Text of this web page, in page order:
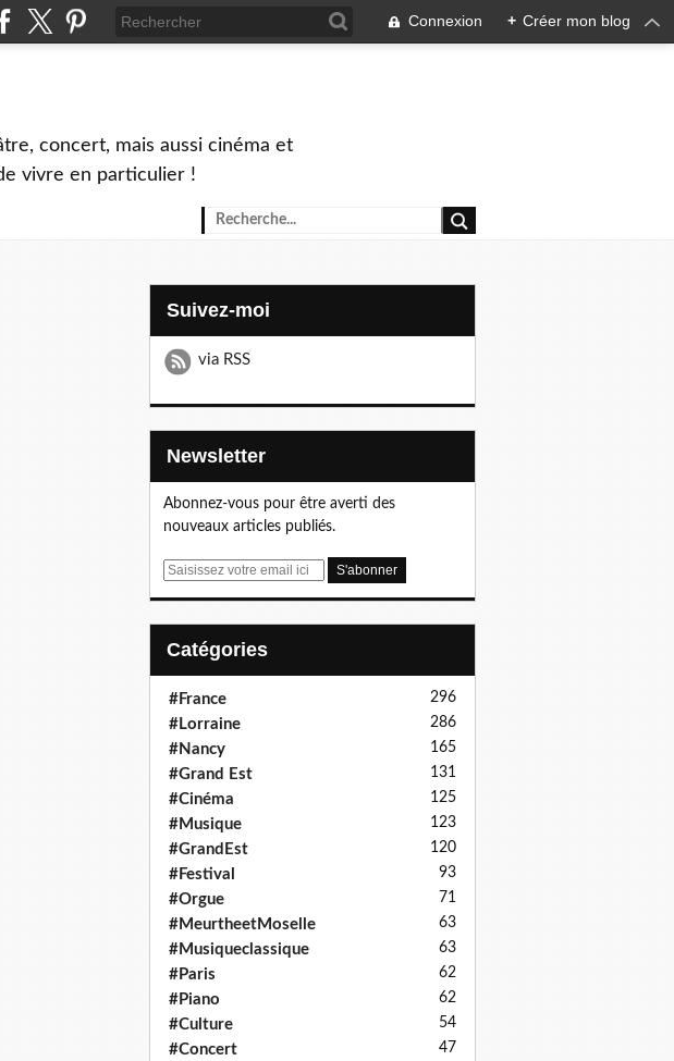
Connexion + Créer mon blog
concert, mais aussi cinéma et
vivre en particulier !
Suivez-moi
via RSS
Newsletter
Abonnez-vous pour être averti des
nouveaux articles publiés.
E
Catégories
#France 296
#Lorraine 286
#Nancy 165
#Grand Est 131
#Cinéma 125
#Musique 123
#GrandEst 120
#Festival 93
#Orgue 71
#MeurtheetMoselle 63
#Musiqueclassique 63
#Paris 62
#Piano 62
#Culture 54
#Concert 47